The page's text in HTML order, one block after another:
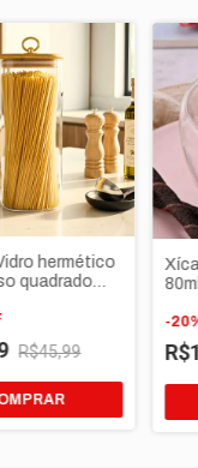
hermético
quadrado
argola
R$45,99
-20